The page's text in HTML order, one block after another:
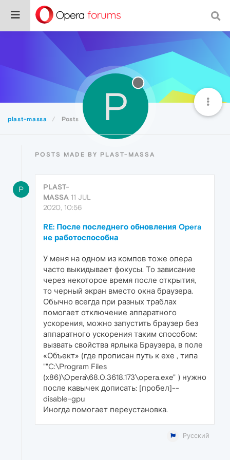
plast-massa Posts P
POSTS MADE BY PLAST-MASSA
P
PLAST-
MASSA 11 JUL
2020, 10:56
RE: После последнего обновления Opera
не работоспособна
У меня на одном из компов тоже опера
часто выкидывает фокусы. То зависание
через некоторое время после открытия,
то черный экран вместо окна браузера.
Обычно всегда при разных траблах
помогает отключение аппаратного
ускорения, можно запустить браузер без
аппаратного ускорения таким способом:
вызвать свойства ярлыка Браузера, в поле
«Объект» (где прописан путь к ехе , типа
""C:\Program Files
(x86)\Opera\68.0.3618.173\opera.exe" ) нужно
после кавычек дописать: [пробел]--
disable-gpu
Иногда помогает переустановка.
Русский